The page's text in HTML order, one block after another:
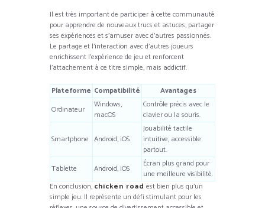
Il est très important de participer à cette communauté
pour apprendre de nouveaux trucs et astuces, partager
ses expériences et s’amuser avec d’autres passionnés.
Le partage et l’interaction avec d’autres joueurs
enrichissent l’expérience de jeu et renforcent
l’attachement à ce titre simple, mais addictif.
Plateforme Compatibilité
Avantages
Ordinateur
Windows,
macOS
Contrôle précis avec le
clavier ou la souris.
Smartphone Android, iOS
Jouabilité tactile
intuitive, accessible
partout.
Tablette
Android, iOS
Écran plus grand pour
une meilleure visibilité.
En conclusion, chicken road est bien plus qu’un
simple jeu. Il représente un défi stimulant pour les